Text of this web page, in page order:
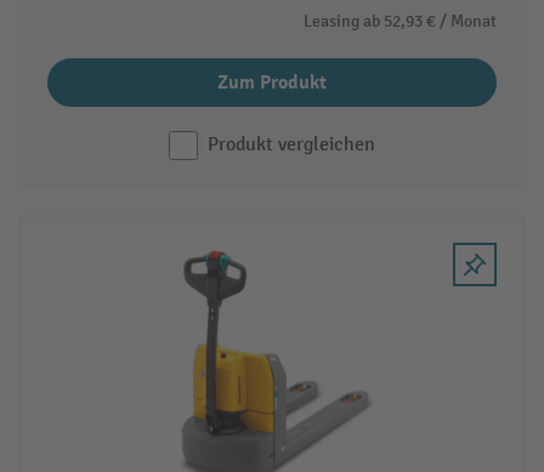
Leasing ab 52,93 € / Monat
Zum Produkt
Produkt vergleichen